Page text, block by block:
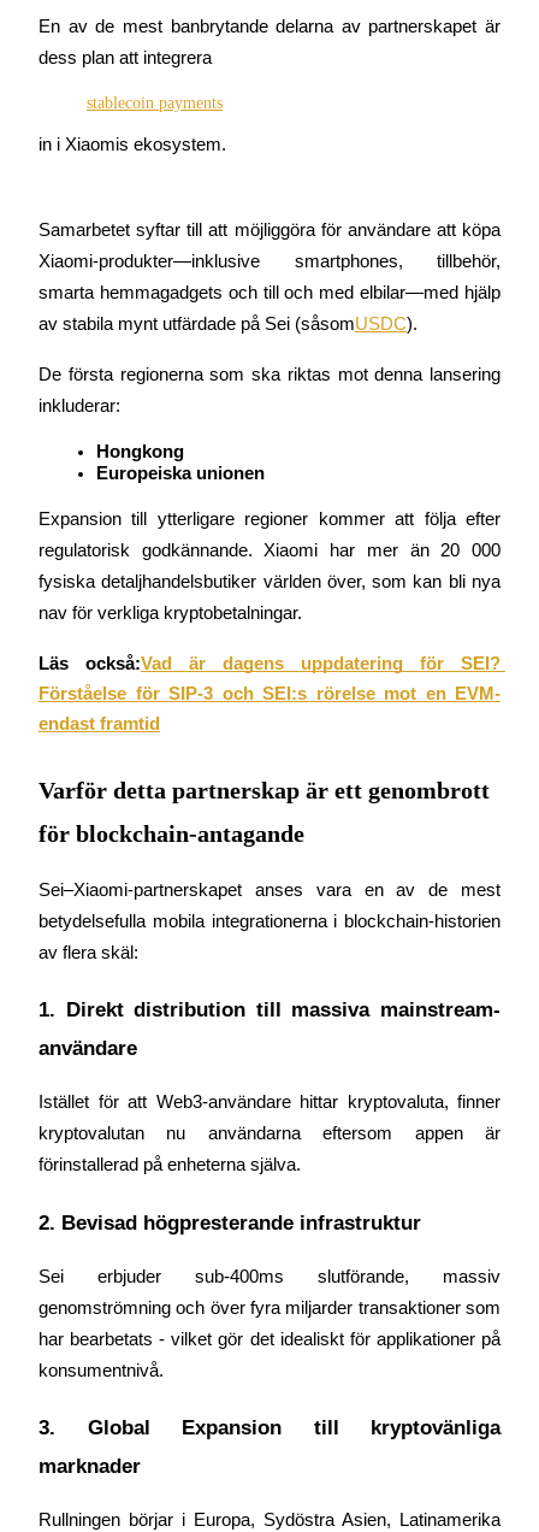
Launchpool
Flexibel insats för att tjäna populära tokens
BTR-låsningar
Exklusiva investeringar för BTR-innehavare
Lån
Kryptostödd lånetjänst
Ta långsiktig vinst och flexibla intressen
Lär dig Staking
Lär dig mer om att tjäna passiv inkomst
En av de mest banbrytande delarna av partnerskapet är
dess plan att integrera
stablecoin payments
in i Xiaomis ekosystem.
Samarbetet syftar till att möjliggöra för användare att köpa
Xiaomi-produkter—inklusive smartphones, tillbehör,
smarta hemmagadgets och till och med elbilar—med hjälp
av stabila mynt utfärdade på Sei (såsomUSDC).
De första regionerna som ska riktas mot denna lansering
inkluderar:
Hongkong
Europeiska unionen
Expansion till ytterligare regioner kommer att följa efter
regulatorisk godkännande. Xiaomi har mer än 20 000
fysiska detaljhandelsbutiker världen över, som kan bli nya
nav för verkliga kryptobetalningar.
Läs också:Vad är dagens uppdatering för SEI?
Förståelse för SIP-3 och SEI:s rörelse mot en EVM-
endast framtid
Varför detta partnerskap är ett genombrott
för blockchain-antagande
Sei–Xiaomi-partnerskapet anses vara en av de mest
betydelsefulla mobila integrationerna i blockchain-historien
av flera skäl:
1. Direkt distribution till massiva mainstream-
användare
Istället för att Web3-användare hittar kryptovaluta, finner
kryptovalutan nu användarna eftersom appen är
förinstallerad på enheterna själva.
2. Bevisad högpresterande infrastruktur
Sei erbjuder sub-400ms slutförande, massiv
genomströmning och över fyra miljarder transaktioner som
har bearbetats - vilket gör det idealiskt för applikationer på
konsumentnivå.
3. Global Expansion till kryptovänliga
marknader
Rullningen börjar i Europa, Sydöstra Asien, Latinamerika